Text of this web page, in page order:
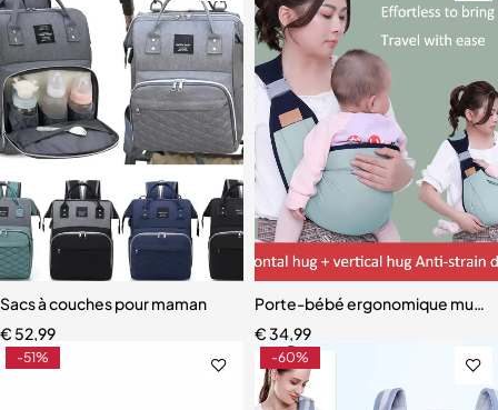
Sacs à couches pour maman
€ 52,99
Porte-bébé ergonomique
€34,99
-51% -60%